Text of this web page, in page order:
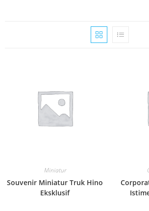
Miniatur
Souvenir Miniatur Truk Hino
Eksklusif